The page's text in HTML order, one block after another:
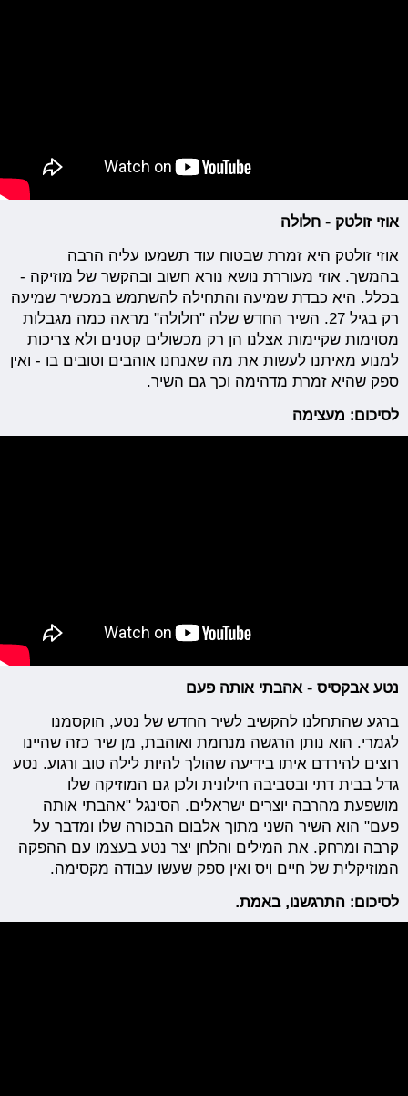
אוזי זולטק - חלולה
אוזי זולטק היא זמרת שבטוח עוד תשמעו עליה הרבה
בהמשך. אוזי מעוררת נושא נורא חשוב ובהקשר של מוזיקה -
בכלל. היא כבדת שמיעה והתחילה להשתמש במכשיר שמיעה
רק בגיל 27. השיר החדש שלה "חלולה" מראה כמה מגבלות
מסוימות שקיימות אצלנו הן רק מכשולים קטנים ולא צריכות
למנוע מאיתנו לעשות את מה שאנחנו אוהבים וטובים בו - ואין
ספק שהיא זמרת מדהימה וכך גם השיר.
לסיכום: מעצימה
נטע אבקסיס - אהבתי אותה פעם
ברגע שהתחלנו להקשיב לשיר החדש של נטע, הוקסמנו
לגמרי. הוא נותן הרגשה מנחמת ואוהבת, מן שיר כזה שהיינו
רוצים להירדם איתו בידיעה שהולך להיות לילה טוב ורגוע. נטע
גדל בבית דתי ובסביבה חילונית ולכן גם המוזיקה שלו
מושפעת מהרבה יוצרים ישראלים. הסינגל "אהבתי אותה
פעם" הוא השיר השני מתוך אלבום הבכורה שלו ומדבר על
קרבה ומרחק. את המילים והלחן יצר נטע בעצמו עם ההפקה
המוזיקלית של חיים ויס ואין ספק שעשו עבודה מקסימה.
לסיכום: התרגשנו, באמת.